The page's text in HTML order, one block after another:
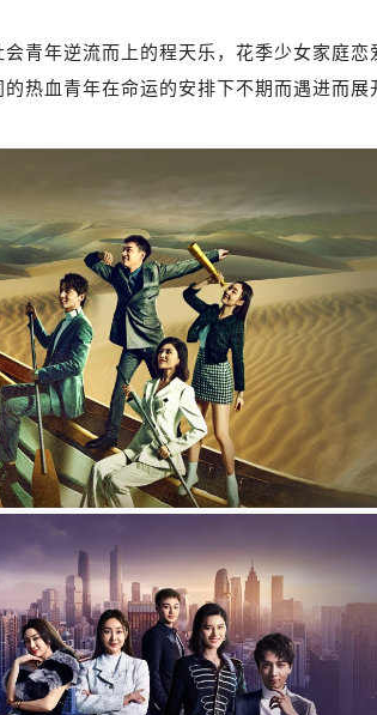
青年逆流而上的程天乐，花季少女家庭恋
热血青年在命运的安排下不期而遇进而展